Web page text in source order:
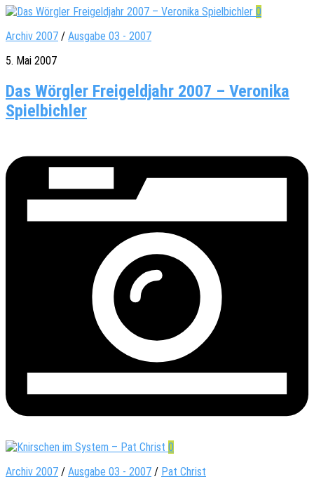
0
Archiv 2007 / Ausgabe 03 - 2007
5. Mai 2007
Das Wörgler Freigeldjahr 2007 – Veronika
Spielbichler
0
Archiv 2007 / Ausgabe 03 - 2007 / Pat Christ